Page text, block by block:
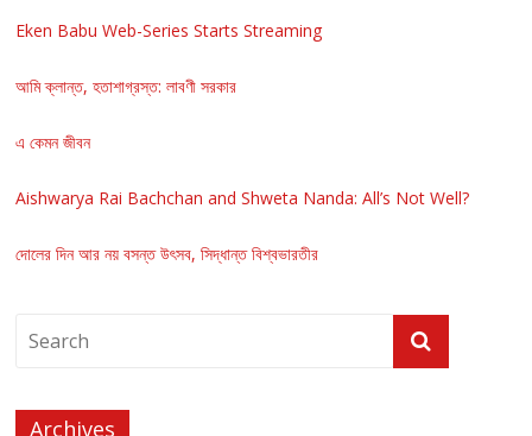
Eken Babu Web-Series Starts Streaming
আমি ক্লান্ত, হতাশাগ্রস্ত: লাবণী সরকার
এ কেমন জীবন
Aishwarya Rai Bachchan and Shweta Nanda: All’s Not Well?
দোলের দিন আর নয় বসন্ত উৎসব, সিদ্ধান্ত বিশ্বভারতীর
Archives